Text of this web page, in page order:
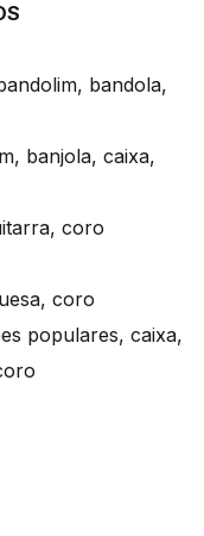
bandola,
banjola, caixa,
coro
coro
populares, caixa,